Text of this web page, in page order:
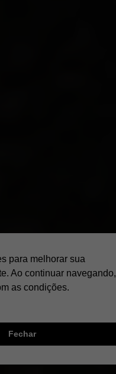
para melhorar sua
Ao continuar navegando,
as condições.
Fechar
;